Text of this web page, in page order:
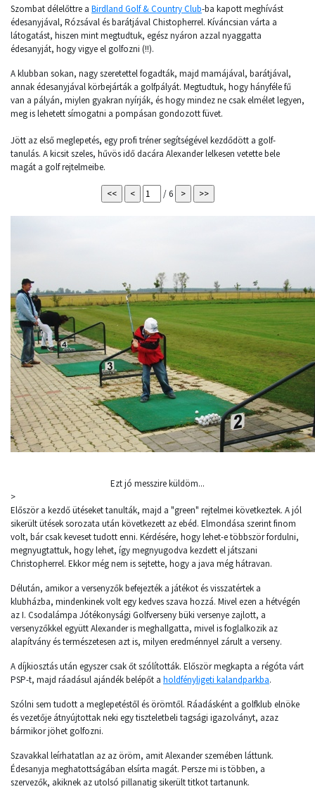
Szombat délelőttre a Birdland Golf & Country Club-ba kapott meghívást
édesanyjával, Rózsával és barátjával Chistopherrel. Kíváncsian várta a
látogatást, hiszen mint megtudtuk, egész nyáron azzal nyaggatta
édesanyját, hogy vigye el golfozni (!!).
A klubban sokan, nagy szeretettel fogadták, majd mamájával, barátjával,
annak édesanyjával körbejárták a golfpályát. Megtudtuk, hogy hányféle fű
van a pályán, miylen gyakran nyírják, és hogy mindez ne csak elmélet legyen,
meg is lehetett símogatni a pompásan gondozott füvet.
Jött az első meglepetés, egy profi tréner segítségével kezdődött a golf-
tanulás. A kicsit szeles, hűvös idő dacára Alexander lelkesen vetette bele
magát a golf rejtelmeibe.
/ 6
Ezt jó messzire küldöm...
>
Először a kezdő ütéseket tanulták, majd a "green" rejtelmei következtek. A jól
sikerült ütések sorozata után következett az ebéd. Elmondása szerint finom
volt, bár csak keveset tudott enni. Kérdésére, hogy lehet-e többször fordulni,
megnyugtattuk, hogy lehet, így megnyugodva kezdett el játszani
Christopherrel. Ekkor még nem is sejtette, hogy a java még hátravan.
Délután, amikor a versenyzők befejezték a játékot és visszatértek a
klubházba, mindenkinek volt egy kedves szava hozzá. Mivel ezen a hétvégén
az I. Csodalámpa Jótékonysági Golfverseny büki versenye zajlott, a
versenyzőkkel együtt Alexander is meghallgatta, mivel is foglalkozik az
alapítvány és természetesen azt is, milyen eredménnyel zárult a verseny.
A díjkiosztás után egyszer csak őt szólították. Először megkapta a régóta várt
PSP-t, majd ráadásul ajándék belépőt a holdfényligeti kalandparkba.
Szólni sem tudott a meglepetéstől és örömtől. Ráadásként a golfklub elnöke
és vezetője átnyújtottak neki egy tiszteletbeli tagsági igazolványt, azaz
bármikor jöhet golfozni.
Szavakkal leírhatatlan az az öröm, amit Alexander szemében láttunk.
Édesanyja meghatottságában elsírta magát. Persze mi is többen, a
szervezők, akiknek az utolsó pillanatig sikerült titkot tartanunk.